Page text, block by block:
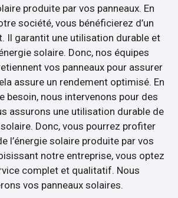
produite par vos panneaux. En
société, vous bénéficierez d’un
Il garantit une utilisation durable et
solaire. Donc, nos équipes
vos panneaux pour assurer
assure un rendement optimisé. En
besoin, nous intervenons pour des
assurons une utilisation durable de
Donc, vous pourrez profiter
l’énergie solaire produite par vos
notre entreprise, vous optez
complet et qualitatif. Nous
vos panneaux solaires.